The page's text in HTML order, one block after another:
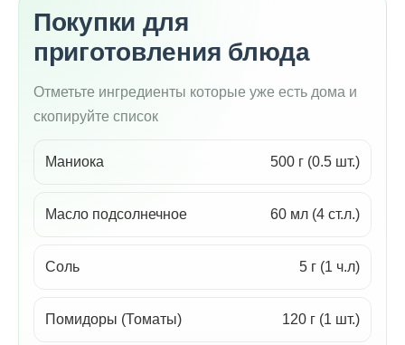
Покупки для
приготовления блюда
Отметьте ингредиенты которые уже есть дома и
скопируйте список
Маниока 500 г (0.5 шт.)
Масло подсолнечное 60 мл (4 ст.л.)
Соль 5 г (1 ч.л)
Помидоры (Томаты) 120 г (1 шт.)